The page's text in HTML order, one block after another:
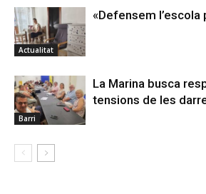
Actualitat
«Defensem l’escola
Barri
La Marina busca
tensions de les